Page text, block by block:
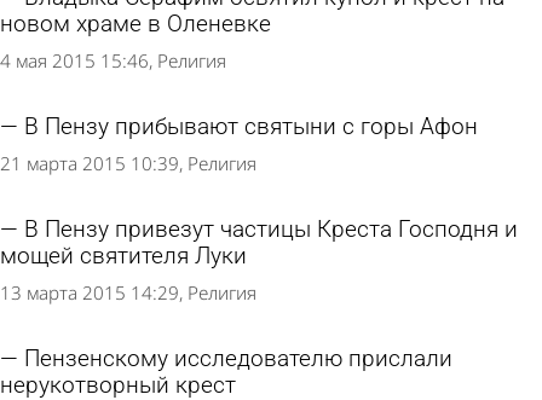
новом храме в Оленевке
4 мая 2015 15:46 Религия
В Пензу прибывают святыни с горы Афон
21 марта 2015 10:39 Религия
В Пензу привезут частицы Креста Господня и
мощей святителя Луки
13 марта 2015 14:29 Религия
Пензенскому исследователю прислали
нерукотворный крест